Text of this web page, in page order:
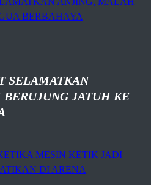
SELAMATKAN
JATUH KE